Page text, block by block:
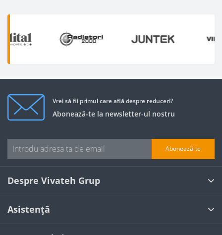
Vrei să fii primul care află despre reduceri?
Abonează-te la newsletter-ul nostru
Abonează-te
Despre Vivateh Grup
Asistență